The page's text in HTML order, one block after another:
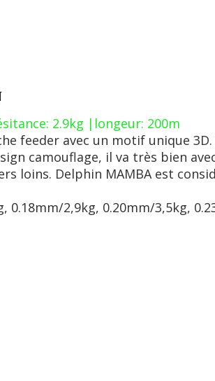
2.9kg |longeur: 200m
feeder avec un motif unique
camouflage, il va très bien
loins. Delphin MAMBA est
0.18mm/2,9kg, 0.20mm/3,5kg,